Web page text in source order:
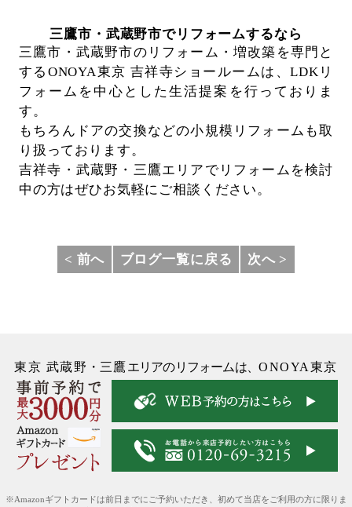
三鷹市・武蔵野市でリフォームするなら
三鷹市・武蔵野市のリフォーム・増改築を専門と
するONOYA東京 吉祥寺ショールームは、LDKリ
フォームを中心とした生活提案を行っておりま
す。
もちろんドアの交換などの小規模リフォームも取
り扱っております。
吉祥寺・武蔵野・三鷹エリアでリフォームを検討
中の方はぜひお気軽にご相談ください。
< 前へ ブログ一覧に戻る 次へ >
東京 武蔵野 ・ 三鷹 エリアのリフォームは、ONOYA東京
※Amazonギフトカードは前日までにご予約いただき、初めて当店をご利用の方に限りま